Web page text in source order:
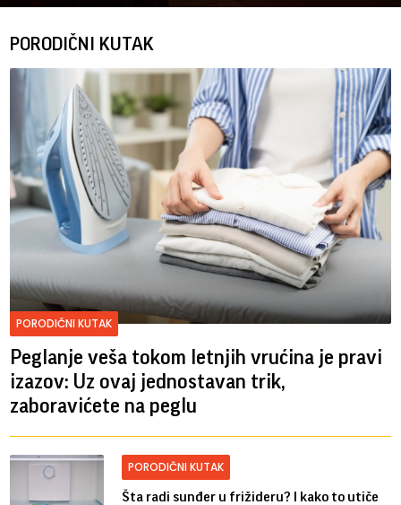
PORODIČNI KUTAK
PORODIČNI KUTAK
Peglanje veša tokom letnjih vrućina je pravi
izazov: Uz ovaj jednostavan trik,
zaboravićete na peglu
PORODIČNI KUTAK
Šta radi sunđer u frižideru? I kako to utiče